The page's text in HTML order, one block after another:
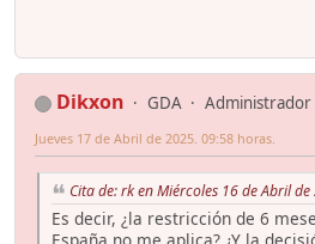
Dikxon GDA
Administrador
Jueves 17 de Abril de 2025. 09:58 horas.
Cita de: rk en Miércoles 16 de Abril
Es decir, ¿la restricción de 6